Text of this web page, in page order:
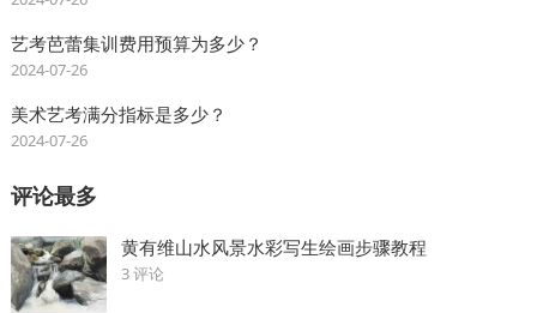
艺考芭蕾集训费用预算为多少？
2024-07-26
美术艺考满分指标是多少？
2024-07-26
评论最多
黄有维山水风景水彩写生绘画步骤教程
3 评论